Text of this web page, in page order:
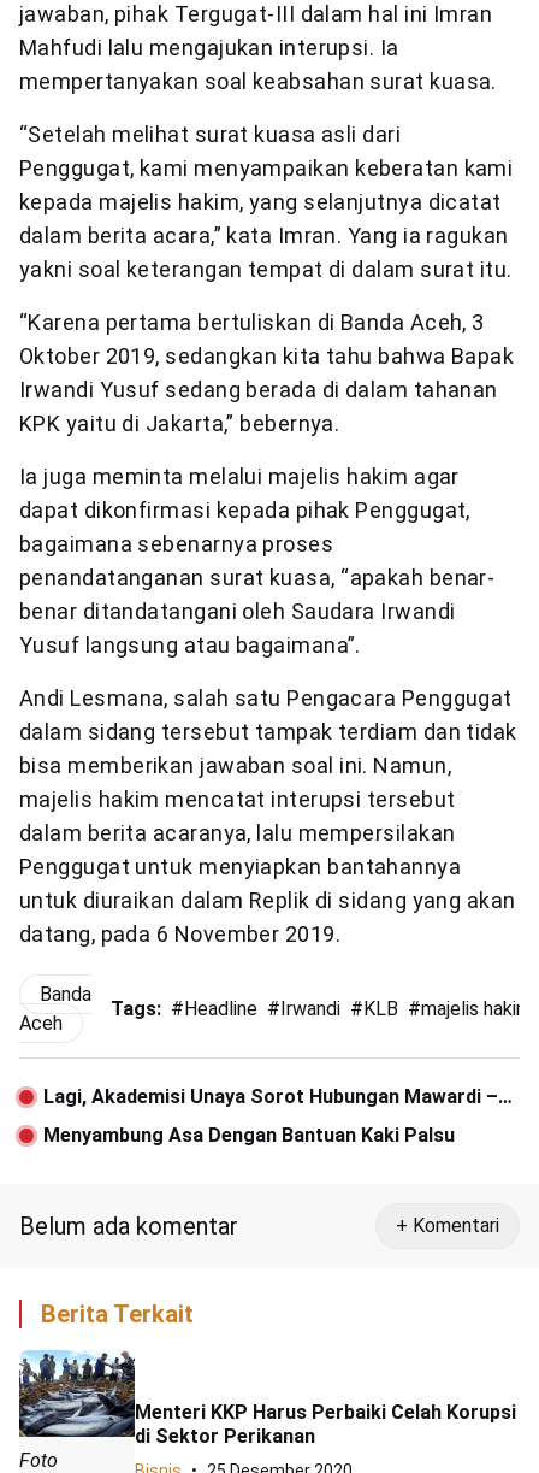
jawaban, pihak Tergugat-III dalam hal ini Imran
Mahfudi lalu mengajukan interupsi. Ia
mempertanyakan soal keabsahan surat kuasa.
“Setelah melihat surat kuasa asli dari
Penggugat, kami menyampaikan keberatan kami
kepada majelis hakim, yang selanjutnya dicatat
dalam berita acara,” kata Imran. Yang ia ragukan
yakni soal keterangan tempat di dalam surat itu.
“Karena pertama bertuliskan di Banda Aceh, 3
Oktober 2019, sedangkan kita tahu bahwa Bapak
Irwandi Yusuf sedang berada di dalam tahanan
KPK yaitu di Jakarta,” bebernya.
Ia juga meminta melalui majelis hakim agar
dapat dikonfirmasi kepada pihak Penggugat,
bagaimana sebenarnya proses
penandatanganan surat kuasa, “apakah benar-
benar ditandatangani oleh Saudara Irwandi
Yusuf langsung atau bagaimana”.
Andi Lesmana, salah satu Pengacara Penggugat
dalam sidang tersebut tampak terdiam dan tidak
bisa memberikan jawaban soal ini. Namun,
majelis hakim mencatat interupsi tersebut
dalam berita acaranya, lalu mempersilakan
Penggugat untuk menyiapkan bantahannya
untuk diuraikan dalam Replik di sidang yang akan
datang, pada 6 November 2019.
Banda
Aceh
Tags: #Headline #Irwandi #KLB #majelis hakim
Lagi, Akademisi Unaya Sorot Hubungan Mawardi –
Waled Husaini
Menyambung Asa Dengan Bantuan Kaki Palsu
Belum ada komentar + Komentari
Berita Terkait
Foto
Menteri KKP Harus Perbaiki Celah Korupsi
di Sektor Perikanan